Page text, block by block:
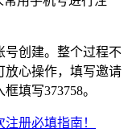
号创建。整个过程不
放心操作，填写邀请
填写373758。